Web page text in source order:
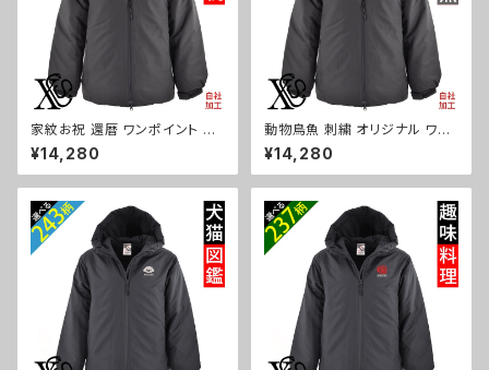
家紋お祝 還暦 ワンポイント 刺
繍 中綿 スタンド ジャケット メン
ズ アウターウェア インサレーテ
ッド 雑貨 グッズ 自社ブランド
唐花 木瓜 蔦 桐 クリスマス ori-
a-jkt19-b07-s
¥14,280
動物鳥魚 刺繍 オリジナル ワン
ポイント 中綿 スタンド ジャケッ
ト メンズ アウターウェア インサ
レーテッド 雑貨 グッズ 自社ブラ
-a-jkt19-b06-s
¥14,280